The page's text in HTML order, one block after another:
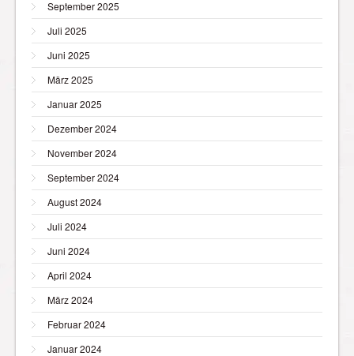
September 2025
Juli 2025
Juni 2025
März 2025
Januar 2025
Dezember 2024
November 2024
September 2024
August 2024
Juli 2024
Juni 2024
April 2024
März 2024
Februar 2024
Januar 2024